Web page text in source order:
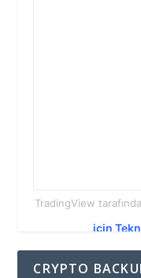
TradingView
için
CRYPTO